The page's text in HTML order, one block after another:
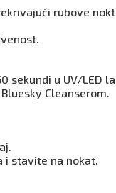
rubove
sekundi u UV/LED
Cleanserom.
i stavite na nokat.